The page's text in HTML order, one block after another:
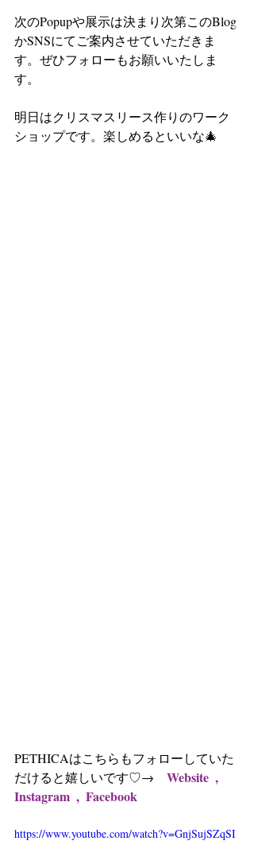
次のPopupや展示は決まり次第このBlog
かSNSにてご案内させていただきま
す。ぜひフォローもお願いいたしま
す。
明日はクリスマスリース作りのワーク
ショップです。楽しめるといいな🎄
PETHICAはこちらもフォローしていた
だけると嬉しいです♡→ Website ,
Instagram , Facebook
https://www.youtube.com/watch?v=GnjSujSZqSI